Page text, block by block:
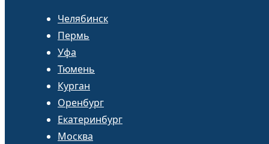
Челябинск
Пермь
Уфа
Тюмень
Курган
Оренбург
Екатеринбург
Москва